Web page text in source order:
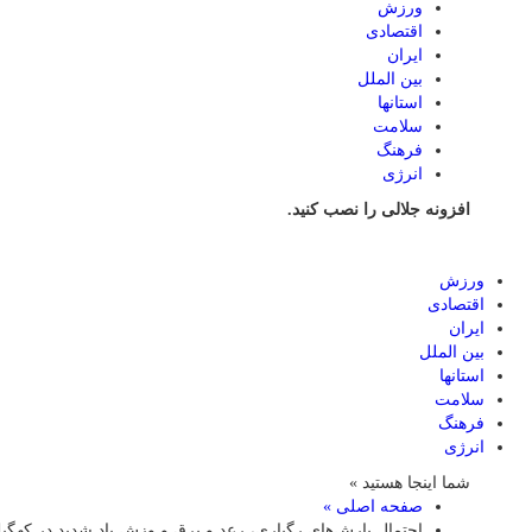
ورزش
اقتصادی
ایران
بین الملل
استانها
سلامت
فرهنگ
انرژی
افزونه جلالی را نصب کنید.
ورزش
اقتصادی
ایران
بین الملل
استانها
سلامت
فرهنگ
انرژی
شما اینجا هستید »
صفحه اصلی »